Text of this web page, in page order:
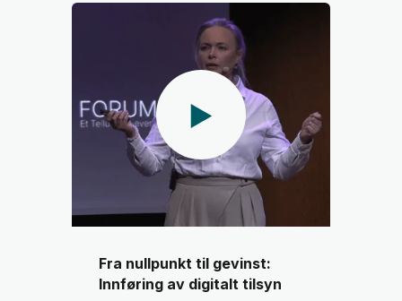
Fra nullpunkt til gevinst:
Innføring av digitalt tilsyn